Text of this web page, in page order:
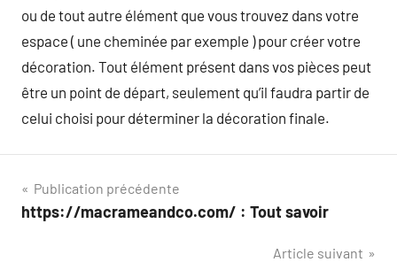
ou de tout autre élément que vous trouvez dans votre
espace ( une cheminée par exemple ) pour créer votre
décoration. Tout élément présent dans vos pièces peut
être un point de départ, seulement qu’il faudra partir de
celui choisi pour déterminer la décoration finale.
Navigation
de
Publication précédente
https://macrameandco.com/ : Tout savoir
Article suivant